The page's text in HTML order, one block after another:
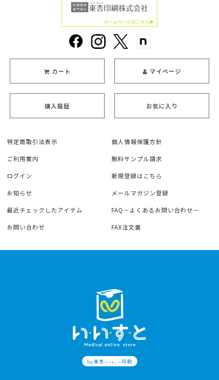
カート マイページ
購入履歴 お気に入り
特定商取引法表示 個人情報保護方針
ご利用案内 無料サンプル請求
ログイン 新規登録はこちら
お知らせ メールマガジン登録
最近チェックしたアイテム FAQ－よくあるお問い合わせ－
お問い合わせ FAX注文書
by東杏(とうきょう) 印刷